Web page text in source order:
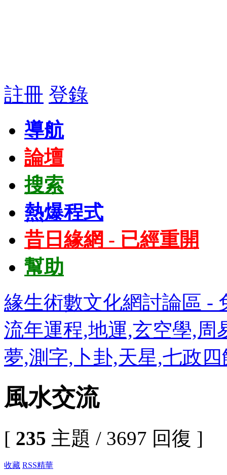
註冊 登錄
導航
論壇
搜索
熱爆程式
昔日緣網 - 已經重開
幫助
緣生術數文化網討論區 -
流年運程,地運,玄空學,周
夢,測字,卜卦,天星,七政
風水交流
[ 235 主題 / 3697 回復 ]
收藏 RSS精華